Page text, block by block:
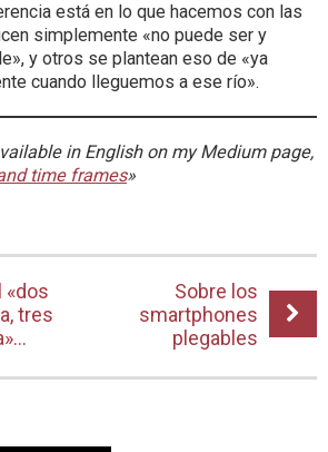
está en lo que hacemos con las
simplemente «no puede ser y
y otros se plantean eso de «ya
cuando lleguemos a ese río».
in English on my Medium page,
time frames»
«dos
tres
Sobre los
smartphones
plegables